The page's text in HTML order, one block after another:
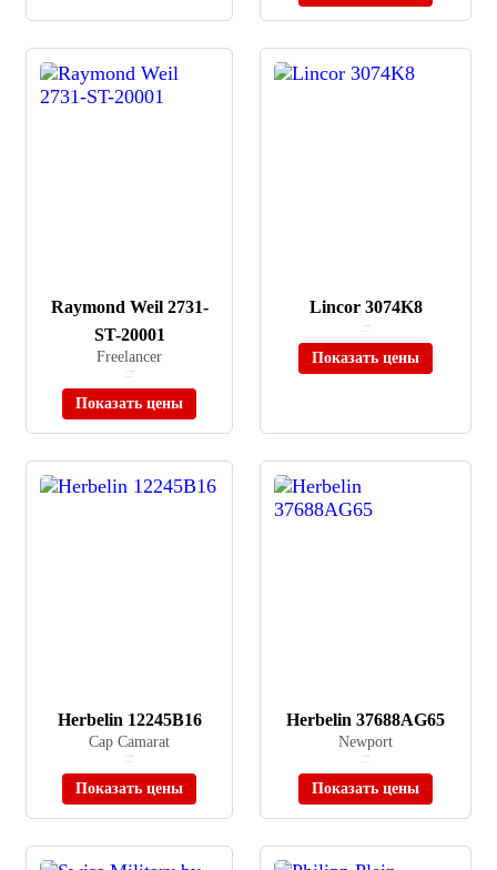
Raymond Weil 2731-
ST-20001
Freelancer
Показать цены
Lincor 3074K8
Показать цены
Herbelin 12245B16
Cap Camarat
Показать цены
Herbelin 37688AG65
Newport
Показать цены